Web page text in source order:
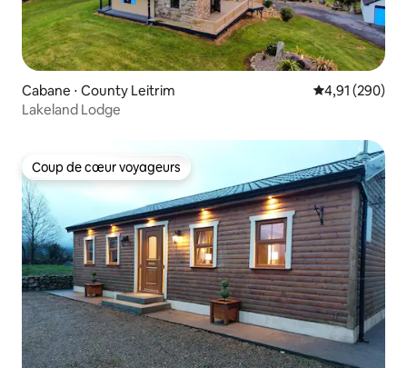
Cabane ⋅ County Leitrim Évaluation
4,91 (290)
Lakeland Lodge
Coup de cœur voyageurs
Coup de cœur voyageurs